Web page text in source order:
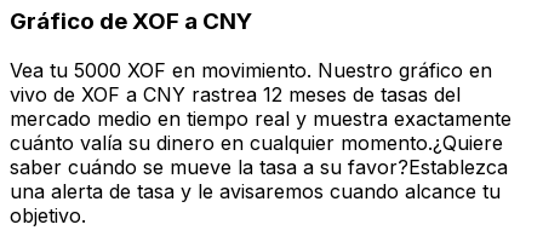
Gráfico de XOF a CNY
Vea tu 5000 XOF en movimiento. Nuestro gráfico en
vivo de XOF a CNY rastrea 12 meses de tasas del
mercado medio en tiempo real y muestra exactamente
cuánto valía su dinero en cualquier momento.¿Quiere
saber cuándo se mueve la tasa a su favor?Establezca
una alerta de tasa y le avisaremos cuando alcance tu
objetivo.